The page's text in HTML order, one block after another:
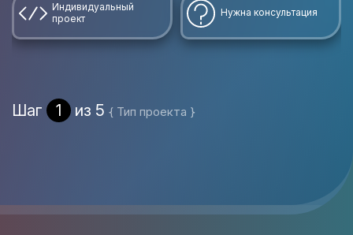
Индивидуальный
проект
Нужна консультация
Шаг 1 из 5 { Тип проекта }